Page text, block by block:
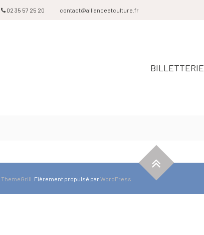
02 35 57 25 20 contact@allianceetculture.fr
BILLETTERIE
ThemeGrill . Fièrement propulsé par WordPress